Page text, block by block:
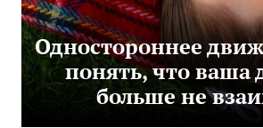
Одностороннее
понять, что ваша
больше не